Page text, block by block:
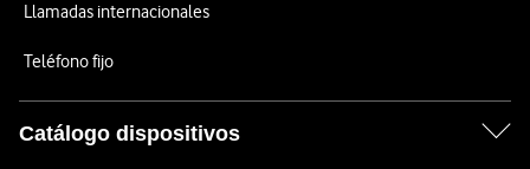
Llamadas internacionales
Teléfono fijo
Catálogo dispositivos